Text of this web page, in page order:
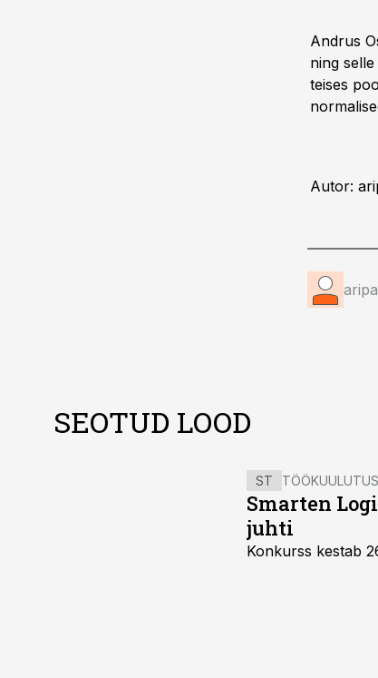
Andrus
ning
teises
Autor:
SEOTUD LOOD
ST
Smarten
juhti
Konkurss kestab